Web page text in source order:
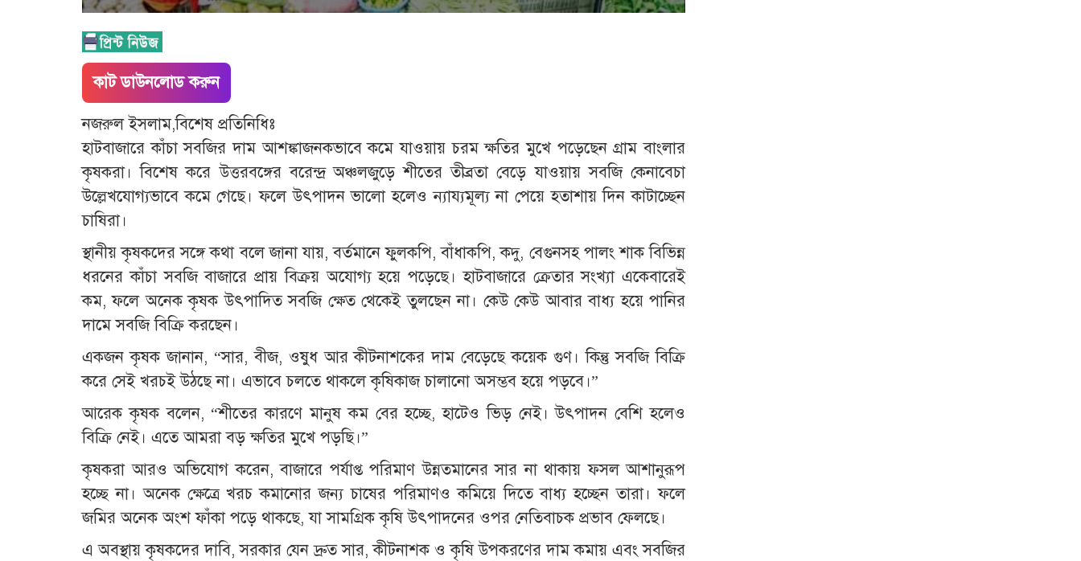
কাট ডাউনলোড করুন
নজরুল ইসলাম,বিশেষ প্রতিনিধিঃ
হাটবাজারে কাঁচা সবজির দাম আশঙ্কাজনকভাবে কমে যাওয়ায় চরম ক্ষতির মুখে পড়েছেন গ্রাম বাংলার
কৃষকরা। বিশেষ করে উত্তরবঙ্গের বরেন্দ্র অঞ্চলজুড়ে শীতের তীব্রতা বেড়ে যাওয়ায় সবজি কেনাবেচা
উল্লেখযোগ্যভাবে কমে গেছে। ফলে উৎপাদন ভালো হলেও ন্যায্যমূল্য না পেয়ে হতাশায় দিন কাটাচ্ছেন
চাষিরা।
স্থানীয় কৃষকদের সঙ্গে কথা বলে জানা যায়, বর্তমানে ফুলকপি, বাঁধাকপি, কদু, বেগুনসহ পালং শাক বিভিন্ন
ধরনের কাঁচা সবজি বাজারে প্রায় বিক্রয় অযোগ্য হয়ে পড়েছে। হাটবাজারে ক্রেতার সংখ্যা একেবারেই
কম, ফলে অনেক কৃষক উৎপাদিত সবজি ক্ষেত থেকেই তুলছেন না। কেউ কেউ আবার বাধ্য হয়ে পানির
দামে সবজি বিক্রি করছেন।
একজন কৃষক জানান, “সার, বীজ, ওষুধ আর কীটনাশকের দাম বেড়েছে কয়েক গুণ। কিন্তু সবজি বিক্রি
করে সেই খরচই উঠছে না। এভাবে চলতে থাকলে কৃষিকাজ চালানো অসম্ভব হয়ে পড়বে।”
আরেক কৃষক বলেন, “শীতের কারণে মানুষ কম বের হচ্ছে, হাটেও ভিড় নেই। উৎপাদন বেশি হলেও
বিক্রি নেই। এতে আমরা বড় ক্ষতির মুখে পড়ছি।”
কৃষকরা আরও অভিযোগ করেন, বাজারে পর্যাপ্ত পরিমাণ উন্নতমানের সার না থাকায় ফসল আশানুরূপ
হচ্ছে না। অনেক ক্ষেত্রে খরচ কমানোর জন্য চাষের পরিমাণও কমিয়ে দিতে বাধ্য হচ্ছেন তারা। ফলে
জমির অনেক অংশ ফাঁকা পড়ে থাকছে, যা সামগ্রিক কৃষি উৎপাদনের ওপর নেতিবাচক প্রভাব ফেলছে।
এ অবস্থায় কৃষকদের দাবি, সরকার যেন দ্রুত সার, কীটনাশক ও কৃষি উপকরণের দাম কমায় এবং সবজির